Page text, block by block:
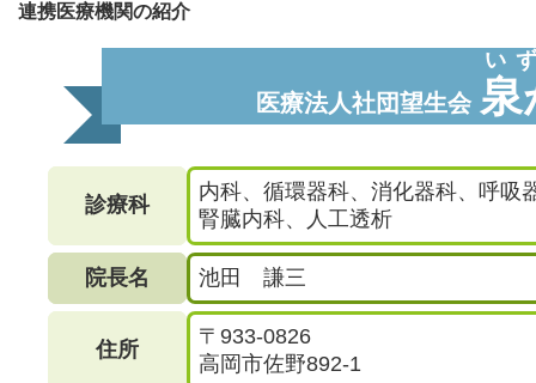
医療法人社団望生会 泉
い
診療科
内科、循環器科、消化器科、呼吸
腎臓内科、人工透析
院長名 池田 謙三
住所
〒933-0826
高岡市佐野892-1
連携医療機関の紹介